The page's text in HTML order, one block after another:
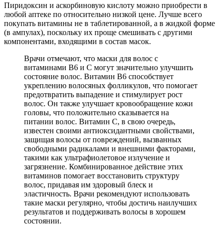
Пиридоксин и аскорбиновую кислоту можно приобрести в
любой аптеке по относительно низкой цене. Лучше всего
покупать витамины не в таблетированной, а в жидкой форме
(в ампулах), поскольку их проще смешивать с другими
компонентами, входящими в состав масок.
Врачи отмечают, что маски для волос с
витаминами B6 и C могут значительно улучшить
состояние волос. Витамин B6 способствует
укреплению волосяных фолликулов, что помогает
предотвратить выпадение и стимулирует рост
волос. Он также улучшает кровообращение кожи
головы, что положительно сказывается на
питании волос. Витамин C, в свою очередь,
известен своими антиоксидантными свойствами,
защищая волосы от повреждений, вызванных
свободными радикалами и внешними факторами,
такими как ультрафиолетовое излучение и
загрязнение. Комбинированное действие этих
витаминов помогает восстановить структуру
волос, придавая им здоровый блеск и
эластичность. Врачи рекомендуют использовать
такие маски регулярно, чтобы достичь наилучших
результатов и поддерживать волосы в хорошем
состоянии.